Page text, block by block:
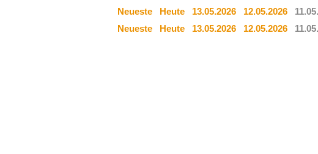
Neueste Heute 13.05.2026 12.05.2026
Neueste
Heute 13.05.2026 12.05.2026